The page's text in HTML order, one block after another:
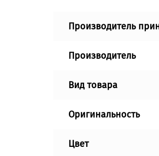
Производитель
Производитель
Вид товара
Оригинальность
Цвет